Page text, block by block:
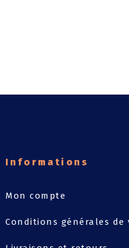
Informations
Mon compte
Conditions générales de